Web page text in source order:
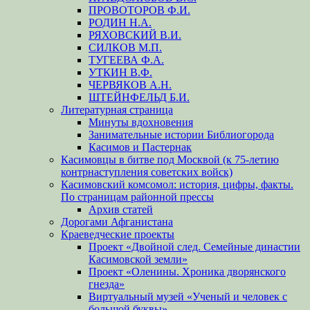
ПРОВОТОРОВ Ф.И.
РОДИН Н.А.
РЯХОВСКИЙ В.И.
СИЛКОВ М.П.
ТУГЕЕВА Ф.А.
УТКИН В.Ф.
ЧЕРВЯКОВ А.Н.
ШТЕЙНФЕЛЬД Б.И.
Литературная страница
Минуты вдохновения
Занимательные истории Библиогорода
Касимов и Пастернак
Касимовцы в битве под Москвой (к 75-летию
контрнаступления советских войск)
Касимовский комсомол: история, цифры, факты.
По страницам районной прессы
Архив статей
Дорогами Афганистана
Краеведческие проекты
Проект «Двойной след. Семейные династии
Касимовской земли»
Проект «Оленины. Хроника дворянского
гнезда»
Виртуальный музей «Ученый и человек с